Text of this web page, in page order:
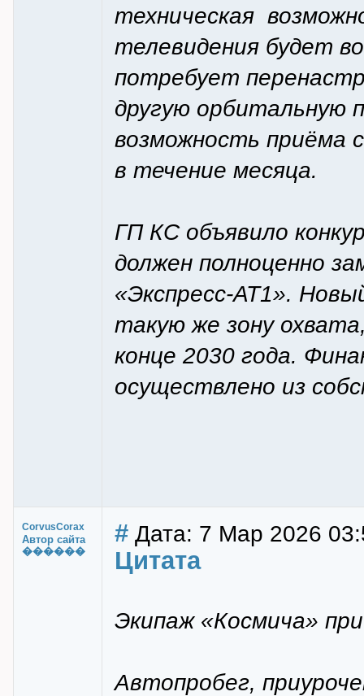
техническая
телевидения будет
потребует
другую орбитальную
возможность приёма
в течение месяца.
ГП КС объявило
должен полноценно
«Экспресс-АТ1».
такую же зону
конце 2030 года.
осуществлено из
CorvusCorax
Автор сайта
������
# Дата: 7 Мар 2026
Цитата
Экипаж «Космича»
Автопробег,